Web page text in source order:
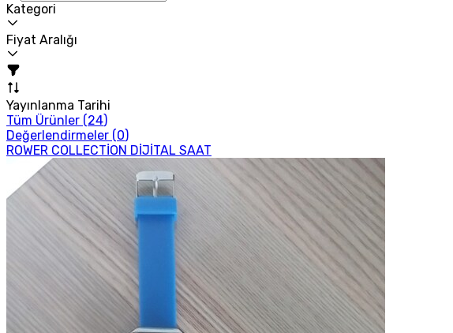
Kategori
Fiyat Aralığı
Yayınlanma Tarihi
Tüm Ürünler (24)
Değerlendirmeler (0)
ROWER COLLECTİON DİJİTAL SAAT